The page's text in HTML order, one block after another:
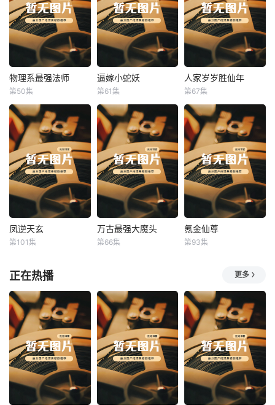
物理系最强法师
物理系最强法师
第50集
逼嫁小蛇妖
逼嫁小蛇妖
第61集
人家岁岁胜仙年
人家岁岁胜仙年
第67集
凤逆天玄
凤逆天玄
第101集
万古最强大魔头
万古最强大魔头
第66集
氪金仙尊
氪金仙尊
第93集
正在热播 更多